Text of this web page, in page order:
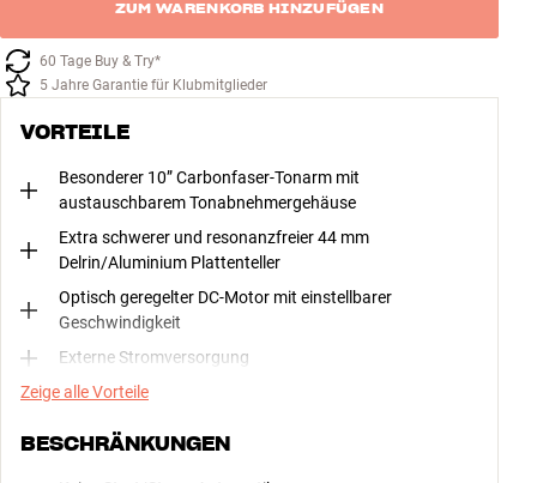
ZUM WARENKORB HINZUFÜGEN
60 Tage Buy & Try*
5 Jahre Garantie für Klubmitglieder
VORTEILE
Besonderer 10” Carbonfaser-Tonarm mit
austauschbarem Tonabnehmergehäuse
Extra schwerer und resonanzfreier 44 mm
Delrin/Aluminium Plattenteller
Optisch geregelter DC-Motor mit einstellbarer
Geschwindigkeit
Externe Stromversorgung
Zeige alle Vorteile
BESCHRÄNKUNGEN